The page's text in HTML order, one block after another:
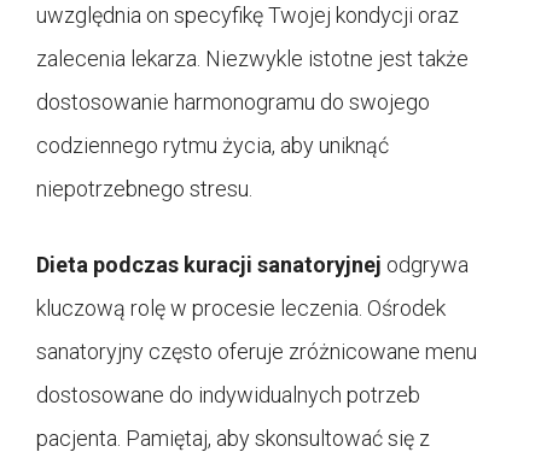
uwzględnia on specyfikę Twojej kondycji oraz
zalecenia lekarza. Niezwykle istotne jest także
dostosowanie harmonogramu do swojego
codziennego rytmu życia, aby uniknąć
niepotrzebnego stresu.
Dieta podczas kuracji sanatoryjnej odgrywa
kluczową rolę w procesie leczenia. Ośrodek
sanatoryjny często oferuje zróżnicowane menu
dostosowane do indywidualnych potrzeb
pacjenta. Pamiętaj, aby skonsultować się z